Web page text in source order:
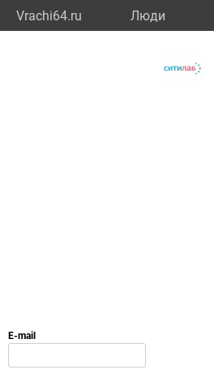
Vrachi64.ru Люди